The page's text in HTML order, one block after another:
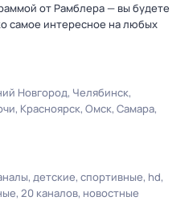
от Рамблера — вы будете
самое интересное на любых
Новгород Челябинск
Красноярск Омск Самара
детские спортивные hd
20 каналов новостные